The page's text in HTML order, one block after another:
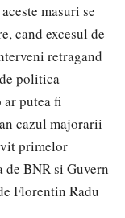
masuri se
cand excesul de
retragand
politica
putea fi
cazul majorarii
primelor
de BNR si Guvern
Florentin Radu